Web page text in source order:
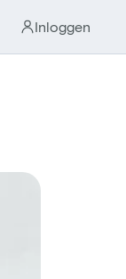
Inloggen